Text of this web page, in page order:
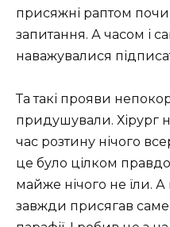
присяжні раптом
запитання. А часом і
наважувалися
Та такі прояви
придушували. Хірург
час розтину нічого
це було цілком
майже нічого не їли.
завжди присягав